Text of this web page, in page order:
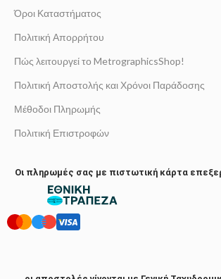
Όροι Καταστήματος
Πολιτική Απορρήτου
Πώς λειτουργεί το MetrographicsShop!
Πολιτική Αποστολής και Χρόνοι Παράδοσης
Μέθοδοι Πληρωμής
Πολιτική Επιστροφών
Οι πληρωμές σας με πιστωτική κάρτα